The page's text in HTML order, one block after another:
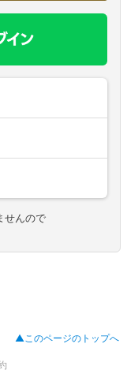
せんので
▲このページのトップへ